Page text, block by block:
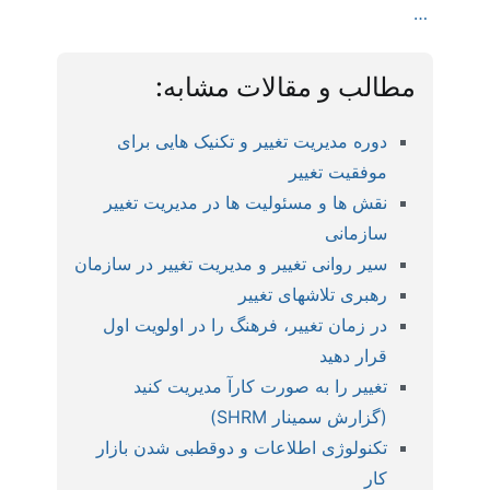
…
مطالب و مقالات مشابه:
دوره مدیریت تغییر و تکنیک هایی برای
موفقیت تغییر
نقش ها و مسئولیت ها در مدیریت تغییر
سازمانی
سیر روانی تغییر و مدیریت تغییر در سازمان
رهبری تلاشهای تغییر
در زمان تغییر، فرهنگ را در اولویت اول
قرار دهید
تغییر را به صورت کارآ مدیریت کنید
(گزارش سمینار SHRM)
تکنولوژی اطلاعات و دوقطبی شدن بازار
کار